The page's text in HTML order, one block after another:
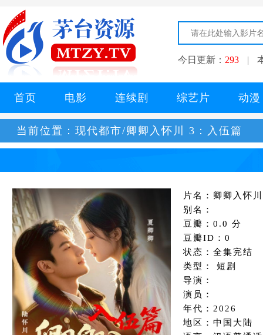
今日更新： 293 |
首页 电影 连续剧 综艺片 动漫
当前位置： 现代都市/卿卿入怀川 3：入伍篇
片名：卿卿入怀
别名：
豆瓣：0.0 分
豆瓣ID：0
状态：全集完结
类型： 短剧
导演：
演员：
年代：2026
地区：中国大陆